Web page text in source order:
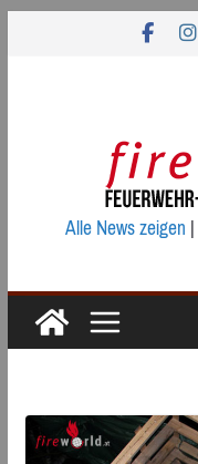
Alle News zeigen|